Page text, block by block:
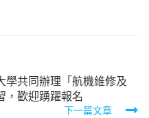
學共同辦理「航機維修及
，歡迎踴躍報名
下一篇文章